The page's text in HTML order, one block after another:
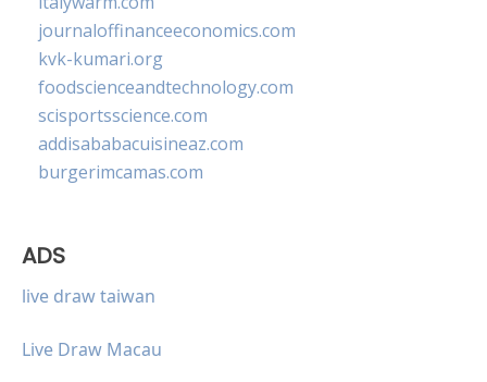
journaloffinanceeconomics.com
kvk-kumari.org
foodscienceandtechnology.com
scisportsscience.com
addisababacuisineaz.com
burgerimcamas.com
ADS
live draw taiwan
Live Draw Macau